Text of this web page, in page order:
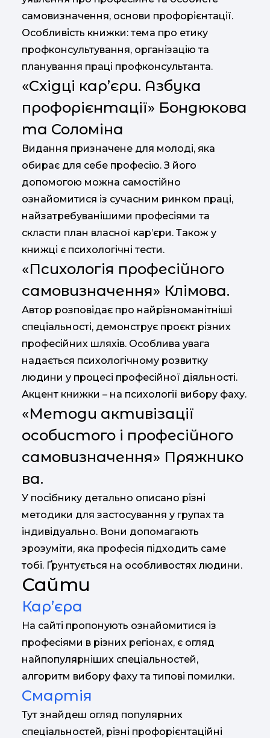
самовизначення, основи профорієнтації.
Особливість книжки: тема про етику
профконсультування, організацію та
планування праці профконсультанта.
«Східці кар’єри. Азбука
профорієнтації» Бондюкова
та Соломіна
Видання призначене для молоді, яка
обирає для себе професію. З його
допомогою можна самостійно
ознайомитися із сучасним ринком праці,
найзатребуванішими професіями та
скласти план власної кар’єри. Також у
книжці є психологічні тести.
«Психологія професійного
самовизначення» Клімова.
Автор розповідає про найрізноманітніші
спеціальності, демонструє проєкт різних
професійних шляхів. Особлива увага
надається психологічному розвитку
людини у процесі професійної діяльності.
Акцент книжки – на психології вибору фаху.
«Методи активізації
особистого і професійного
самовизначення» Пряжнико
ва.
У посібнику детально описано різні
методики для застосування у групах та
індивідуально. Вони допомагають
зрозуміти, яка професія підходить саме
тобі. Ґрунтується на особливостях людини.
Сайти
Кар’єра
На сайті пропонують ознайомитися із
професіями в різних регіонах, є огляд
найпопулярніших спеціальностей,
алгоритм вибору фаху та типові помилки.
Смартія
Тут знайдеш огляд популярних
спеціальностей, різні профорієнтаційні